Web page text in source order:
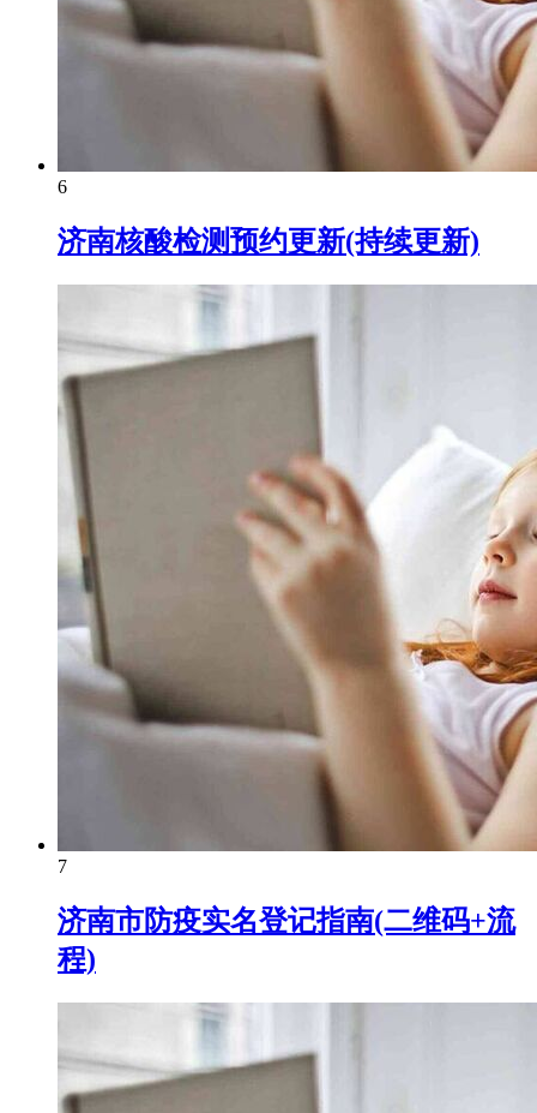
6
济南核酸检测预约更新(持续更新)
7
济南市防疫实名登记指南(二维码+流
程)